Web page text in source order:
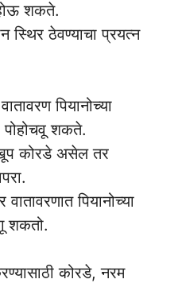
शकते.
स्थिर ठेवण्याचा प्रयत्न
पियानोच्या
पोहोचवू शकते.
कोरडे असेल तर
पियानोच्या
शकतो.
कोरडे, नरम